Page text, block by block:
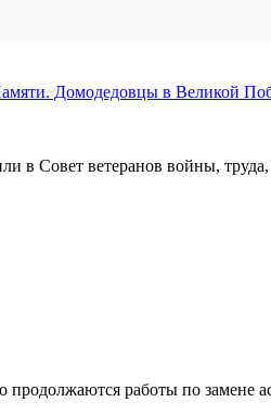
Домодедовцы в Великой
в Совет ветеранов войны,
работы по замене